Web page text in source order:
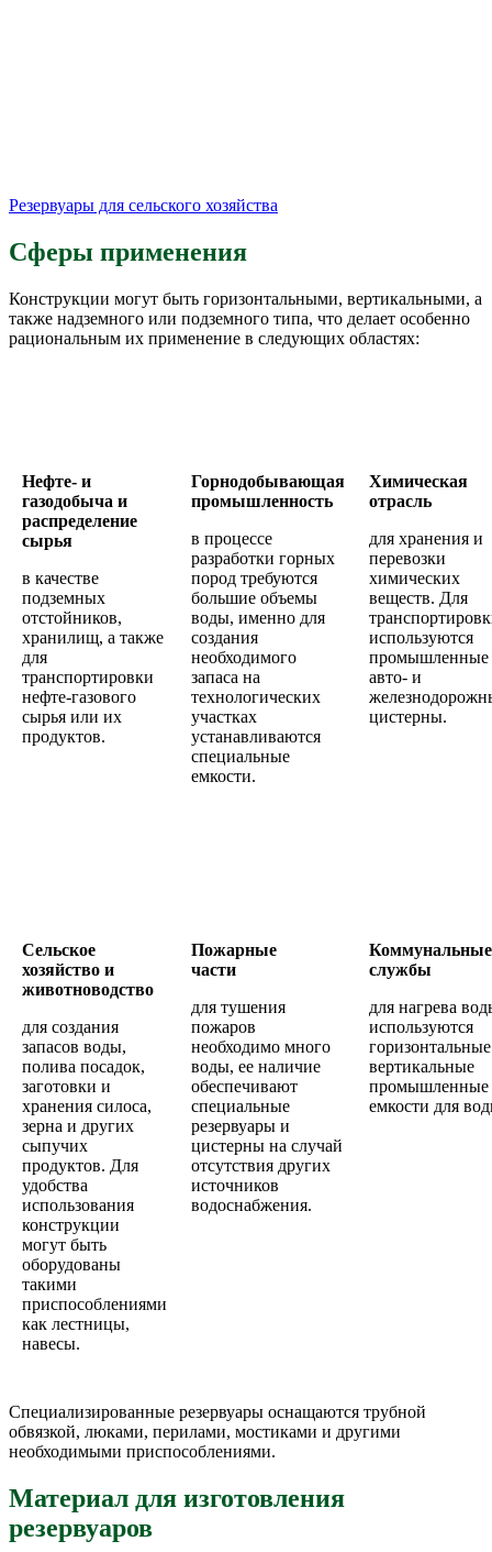
Резервуары для сельского хозяйства
Сферы применения
Конструкции могут быть горизонтальными, вертикальными, а
также надземного или подземного типа, что делает особенно
рациональным их применение в следующих областях:
Нефте- и
газодобыча и
распределение
сырья
в качестве
подземных
отстойников,
хранилищ, а также
для
транспортировки
нефте-газового
сырья или их
продуктов.
Горнодобывающая
промышленность
в процессе
разработки горных
пород требуются
большие объемы
воды, именно для
создания
необходимого
запаса на
технологических
участках
устанавливаются
специальные
емкости.
Химическая
отрасль
для хранения и
перевозки
химических
веществ. Для
используются
промышленные
авто- и
цистерны.
Сельское
хозяйство и
животноводство
для создания
запасов воды,
полива посадок,
заготовки и
хранения силоса,
зерна и других
сыпучих
продуктов. Для
удобства
использования
конструкции
могут быть
оборудованы
такими
приспособлениями
как лестницы,
навесы.
Пожарные
части
для тушения
пожаров
необходимо много
воды, ее наличие
обеспечивают
специальные
резервуары и
цистерны на случай
отсутствия других
источников
водоснабжения.
Коммунальные
службы
для нагрева
используются
вертикальные
промышленные
емкости для
Специализированные резервуары оснащаются трубной
обвязкой, люками, перилами, мостиками и другими
необходимыми приспособлениями.
Материал для изготовления
резервуаров